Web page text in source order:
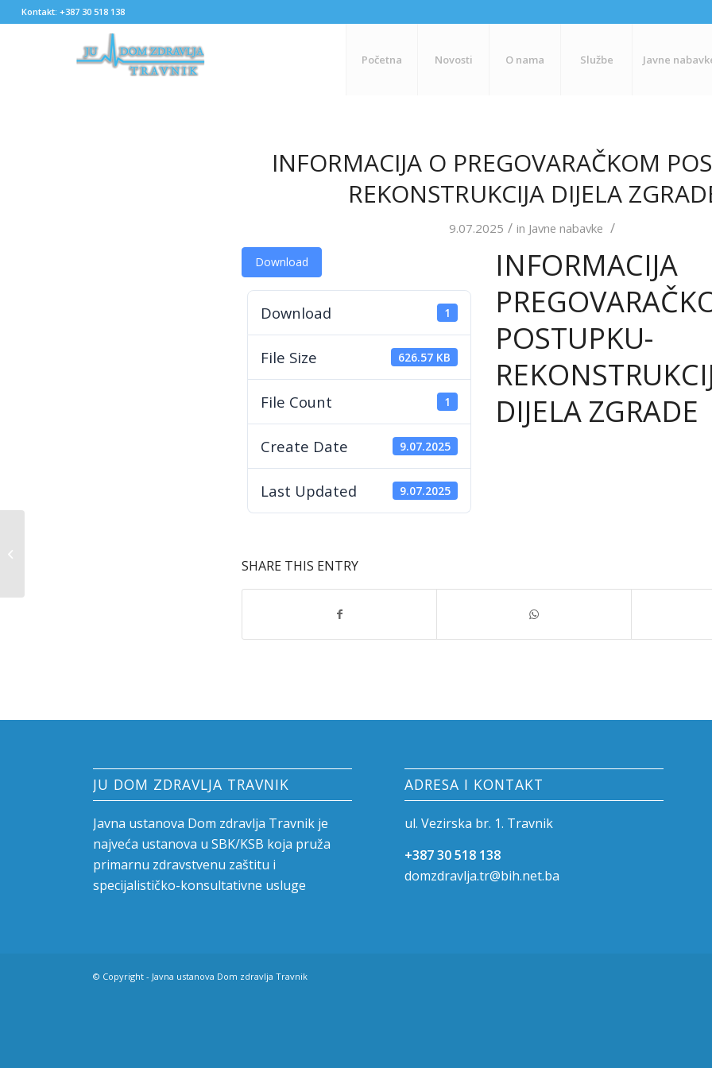
Kontakt: +387 30 518 138
Početna Novosti O nama Službe Javne
INFORMACIJA O PREGOVARAČKOM
REKONSTRUKCIJA DIJELA
9.07.2025 / in Javne nabavke /
Download
Download 1
File Size 626.57 KB
File Count 1
Create Date 9.07.2025
Last Updated 9.07.2025
POSTUPKU-
DIJELA ZGRADE
SHARE THIS ENTRY
JU DOM ZDRAVLJA TRAVNIK
Javna ustanova Dom zdravlja Travnik je
najveća ustanova u SBK/KSB koja pruža
primarnu zdravstvenu zaštitu i
specijalističko-konsultativne usluge
ADRESA I KONTAKT
ul. Vezirska br. 1. Travnik
+387 30 518 138
domzdravlja.tr@bih.net.ba
© Copyright - Javna ustanova Dom zdravlja Travnik